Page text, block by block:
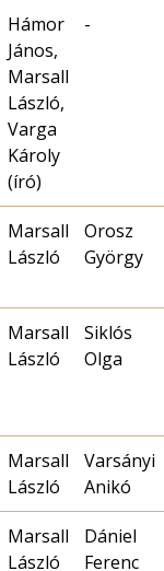
Hámor
János,
Marsall
László,
Varga
Károly
(író)
-
Marsall
László
Orosz
György
Marsall
László
Siklós
Olga
Marsall
László
Varsányi
Anikó
Marsall
László
Dániel
Ferenc